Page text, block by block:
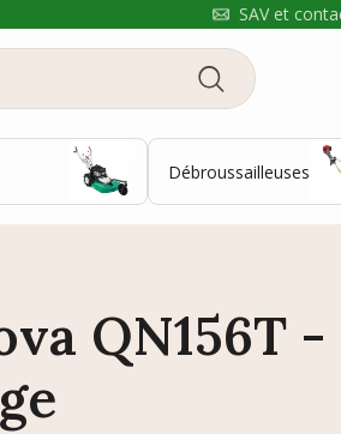
SAV et
Débroussailleuses
QN156T